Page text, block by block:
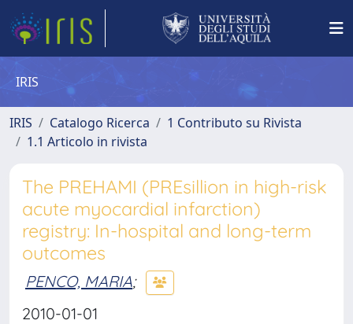
IRIS
IRIS Catalogo Ricerca
1 Contributo su Rivista
1.1 Articolo in rivista
The PREHAMI (PREsillion in high-risk
acute myocardial infarction)
registry: In-hospital and long-term
outcomes
PENCO, MARIA;
2010-01-01